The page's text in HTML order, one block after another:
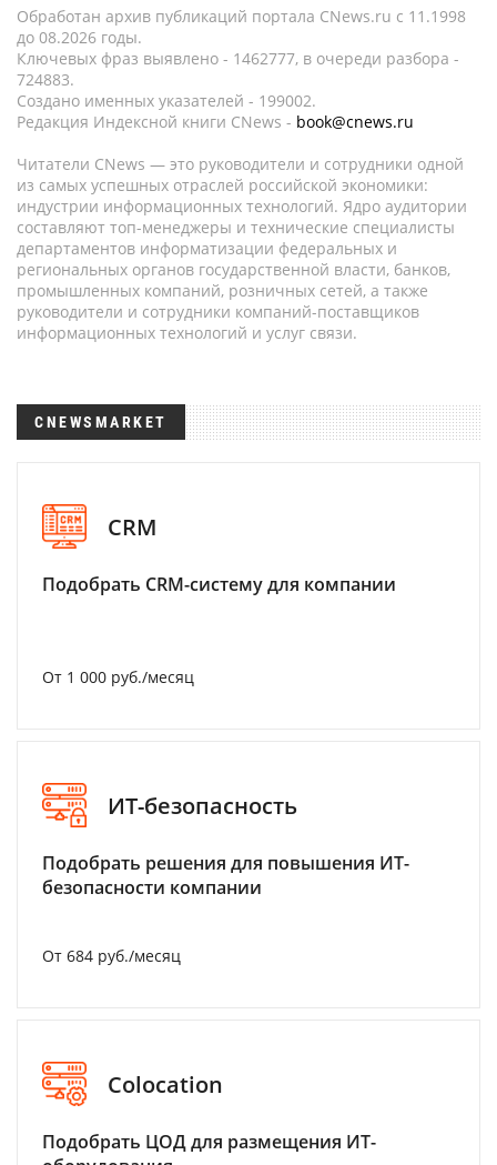
Обработан архив публикаций портала CNews.ru c 11.1998
до 08.2026 годы.
Ключевых фраз выявлено - 1462777, в очереди разбора -
724883.
Создано именных указателей - 199002.
Редакция Индексной книги CNews - book@cnews.ru
Читатели CNews — это руководители и сотрудники одной
из самых успешных отраслей российской экономики:
индустрии информационных технологий. Ядро аудитории
составляют топ-менеджеры и технические специалисты
департаментов информатизации федеральных и
региональных органов государственной власти, банков,
промышленных компаний, розничных сетей, а также
руководители и сотрудники компаний-поставщиков
информационных технологий и услуг связи.
CNEWSMARKET
CRM
Подобрать CRM-систему для компании
От 1 000 руб./месяц
ИТ-безопасность
Подобрать решения для повышения ИТ-
безопасности компании
От 684 руб./месяц
Colocation
Подобрать ЦОД для размещения ИТ-